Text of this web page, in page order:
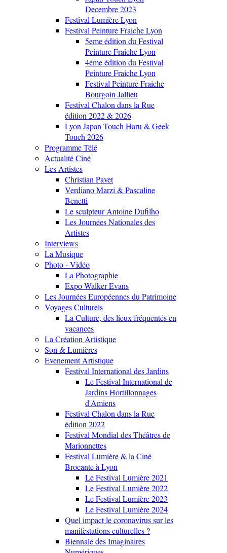
Decembre 2023
Festival Lumière Lyon
Festival Peinture Fraiche Lyon
5eme édition du Festival
Peinture Fraiche Lyon
4eme édition du Festival
Peinture Fraiche Lyon
Festival Peinture Fraiche
Bourgoin Jallieu
Festival Chalon dans la Rue
édition 2022 & 2026
Lyon Japan Touch Haru & Geek
Touch 2026
Programme Télé
Actualité Ciné
Les Artistes
Christian Pavet
Verdiano Marzi & Pascaline
Benetti
Le sculpteur Antoine Dufilho
Les Journées Nationales des
Artistes
Interviews
La Musique
Photo - Vidéo
La Photographie
Expo Walker Evans
Les Journées Européennes du Patrimoine
Voyages Culturels
La Culture, des lieux fréquentés en
vacances
La Création Artistique
Son & Lumières
Evenement Artistique
Festival International des Jardins
Le Festival International de
Jardins Hortillonnages
d'Amiens
Festival Chalon dans la Rue
édition 2022
Festival Mondial des Théâtres de
Marionnettes
Festival Lumière & la Ciné
Brocante à Lyon
Le Festival Lumière 2021
Le Festival Lumière 2022
Le Festival Lumière 2023
Le Festival Lumière 2024
Quel impact le coronavirus sur les
manifestations culturelles ?
Biennale des Imaginaires